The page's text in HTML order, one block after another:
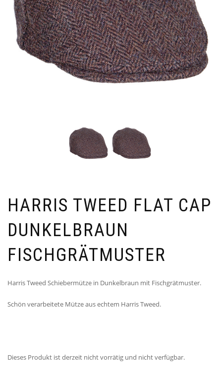
HARRIS TWEED FLAT CAP
DUNKELBRAUN
FISCHGRÄTMUSTER
Harris Tweed Schiebermütze in Dunkelbraun mit Fischgrätmuster.
Schön verarbeitete Mütze aus echtem Harris Tweed.
Dieses Produkt ist derzeit nicht vorrätig und nicht verfügbar.